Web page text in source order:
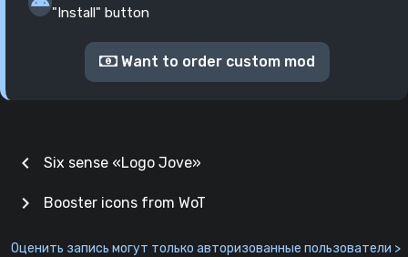
"Install" button
Want to order custom mod
chevron_left Six sense «Logo Jove»
Booster icons from WoT
chevron_right
Оценить запись могут только авторизованные пользователи >